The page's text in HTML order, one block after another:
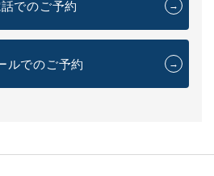
でのご予約 →
ルでのご予約 →